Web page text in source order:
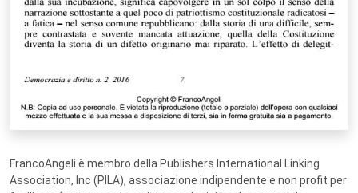
FrancoAngeli è membro della Publishers International Linking
Association, Inc (PILA), associazione indipendente e non profit per